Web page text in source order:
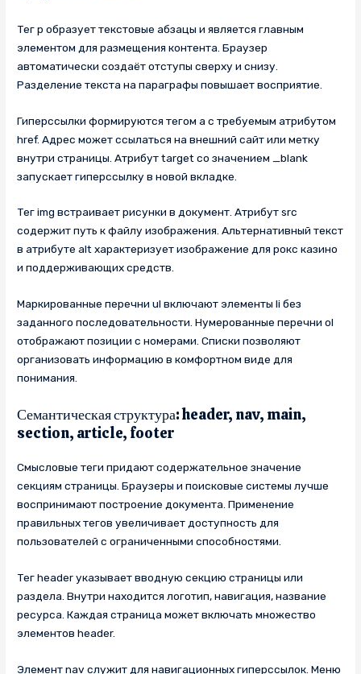
Тег p образует текстовые абзацы и является главным
элементом для размещения контента. Браузер
автоматически создаёт отступы сверху и снизу.
Разделение текста на параграфы повышает восприятие.
Гиперссылки формируются тегом a с требуемым атрибутом
href. Адрес может ссылаться на внешний сайт или метку
внутри страницы. Атрибут target со значением _blank
запускает гиперссылку в новой вкладке.
Тег img встраивает рисунки в документ. Атрибут src
содержит путь к файлу изображения. Альтернативный текст
в атрибуте alt характеризует изображение для рокс казино
и поддерживающих средств.
Маркированные перечни ul включают элементы li без
заданного последовательности. Нумерованные перечни ol
отображают позиции с номерами. Списки позволяют
организовать информацию в комфортном виде для
понимания.
Семантическая структура: header, nav, main,
section, article, footer
Смысловые теги придают содержательное значение
секциям страницы. Браузеры и поисковые системы лучше
воспринимают построение документа. Применение
правильных тегов увеличивает доступность для
пользователей с ограниченными способностями.
Тег header указывает вводную секцию страницы или
раздела. Внутри находится логотип, навигация, название
ресурса. Каждая страница может включать множество
элементов header.
Элемент nav служит для навигационных гиперссылок. Меню